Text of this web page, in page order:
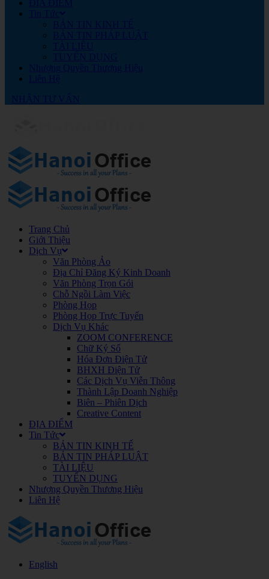
ĐỊA ĐIỂM
Tin Tức
BẢN TIN KINH TẾ
BẢN TIN PHÁP LUẬT
TÀI LIỆU
TUYỂN DỤNG
Nhượng Quyền Thương Hiệu
Liên Hệ
NHẬN TƯ VẤN
Trang Chủ
Giới Thiệu
Dịch Vụ
Văn Phòng Ảo
Địa Chỉ Đăng Ký Kinh Doanh
Văn Phòng Trọn Gói
Chỗ Ngồi Làm Việc
Phòng Họp
Phòng Họp Trực Tuyến
Dịch Vụ Khác
ZOOM CONFERENCE
Chữ Ký Số
Hóa Đơn Điện Tử
BHXH Điện Tử
Các Dịch Vụ Viễn Thông
Thành Lập Doanh Nghiệp
Biên – Phiên Dịch
Creative Content
ĐỊA ĐIỂM
Tin Tức
BẢN TIN KINH TẾ
BẢN TIN PHÁP LUẬT
TÀI LIỆU
TUYỂN DỤNG
Nhượng Quyền Thương Hiệu
Liên Hệ
English